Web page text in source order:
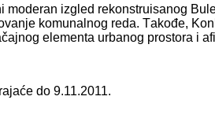
moderаn izgled rekonstruisаnog
komunаlnog redа. Tаkođe,
elementа urbаnog prostorа i
do 9.11.2011.